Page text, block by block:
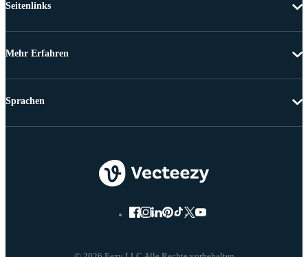
Seitenlinks
Mehr Erfahren
Sprachen